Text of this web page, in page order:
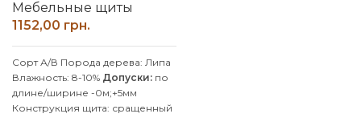
Мебельные щиты
грн.
Сорт А/В Порода дерева: Липа
Влажность: 8-10% Допуски: по
длине/ширине -0м;+5мм
Конструкция щита: сращенный